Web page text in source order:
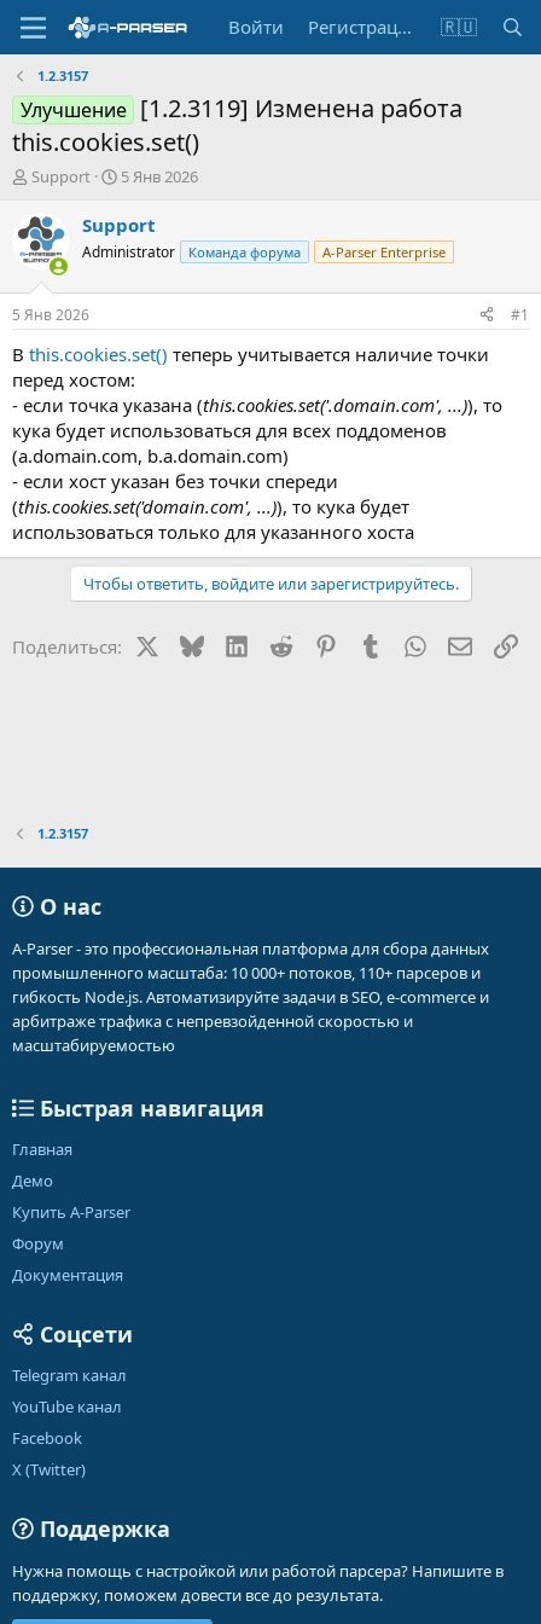
Войти Регистрация 🇷🇺
1.2.3157
Улучшение [1.2.3119] Изменена работа
this.cookies.set()
А
т
о
р
т
е
м
ы
Support
Д
т
а
н
а
л
5 Янв 2026
Support
Administrator Команда форума A-Parser Enterprise
5 Янв 2026 #1
В this.cookies.set() теперь учитывается наличие точки
перед хостом:
- если точка указана (this.cookies.set('.domain.com', ...)), то
кука будет использоваться для всех поддоменов
(a.domain.com, b.a.domain.com)
- если хост указан без точки спереди
(this.cookies.set('domain.com', ...)), то кука будет
использоваться только для указанного хоста
Чтобы ответить, войдите или зарегистрируйтесь.
Поделиться: BlueskyLinkedIn
Reddit PinterestTumblr WhatsApp
1.2.3157
О нас
A-Parser - это профессиональная платформа для сбора данных
промышленного масштаба: 10 000+ потоков, 110+ парсеров и
гибкость Node.js. Автоматизируйте задачи в SEO, e-commerce и
арбитраже трафика с непревзойденной скоростью и
масштабируемостью
Быстрая навигация
Главная
Демо
Купить A-Parser
Форум
Документация
Соцсети
Telegram канал
YouTube канал
Facebook
X (Twitter)
Поддержка
Нужна помощь с настройкой или работой парсера? Напишите в
поддержку, поможем довести все до результата.